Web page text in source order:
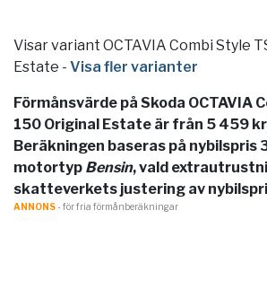
Visar variant OCTAVIA Combi Style
Estate - Visa fler varianter
Förmånsvärde på Skoda OCTAVIA
150 Original Estate är från 5 459
Beräkningen baseras på nybilspris
motortyp Bensin, vald
skatteverkets justering av
ANNONS- för fria förmånberäkningar